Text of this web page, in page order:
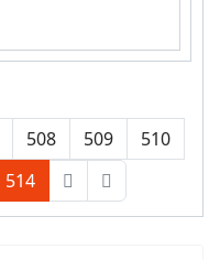
508 509
510
514